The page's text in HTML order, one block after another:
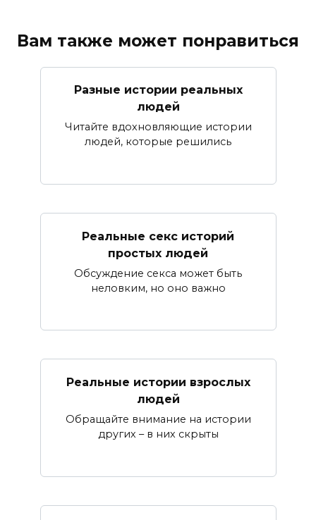
Вам также может понравиться
Разные истории реальных
людей
Читайте вдохновляющие истории
людей, которые решились
Реальные секс историй
простых людей
Обсуждение секса может быть
неловким, но оно важно
Реальные истории взрослых
людей
Обращайте внимание на истории
других – в них скрыты